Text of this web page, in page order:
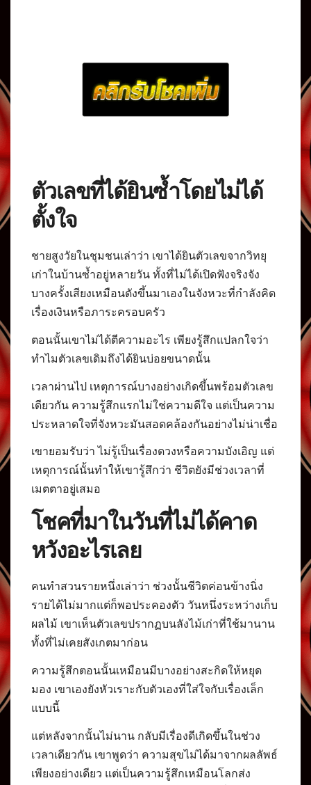
ตัวเลขที่ได้ยินซ้ำโดยไม่ได้
ตั้งใจ
ชายสูงวัยในชุมชนเล่าว่า เขาได้ยินตัวเลขจากวิทยุ
เก่าในบ้านซ้ำอยู่หลายวัน ทั้งที่ไม่ได้เปิดฟังจริงจัง
บางครั้งเสียงเหมือนดังขึ้นมาเองในจังหวะที่กำลังคิด
เรื่องเงินหรือภาระครอบครัว
ตอนนั้นเขาไม่ได้ตีความอะไร เพียงรู้สึกแปลกใจว่า
ทำไมตัวเลขเดิมถึงได้ยินบ่อยขนาดนั้น
เวลาผ่านไป เหตุการณ์บางอย่างเกิดขึ้นพร้อมตัวเลข
เดียวกัน ความรู้สึกแรกไม่ใช่ความดีใจ แต่เป็นความ
ประหลาดใจที่จังหวะมันสอดคล้องกันอย่างไม่น่าเชื่อ
เขายอมรับว่า ไม่รู้เป็นเรื่องดวงหรือความบังเอิญ แต่
เหตุการณ์นั้นทำให้เขารู้สึกว่า ชีวิตยังมีช่วงเวลาที่
เมตตาอยู่เสมอ
โชคที่มาในวันที่ไม่ได้คาด
หวังอะไรเลย
คนทำสวนรายหนึ่งเล่าว่า ช่วงนั้นชีวิตค่อนข้างนิ่ง
รายได้ไม่มากแต่ก็พอประคองตัว วันหนึ่งระหว่างเก็บ
ผลไม้ เขาเห็นตัวเลขปรากฏบนลังไม้เก่าที่ใช้มานาน
ทั้งที่ไม่เคยสังเกตมาก่อน
ความรู้สึกตอนนั้นเหมือนมีบางอย่างสะกิดให้หยุด
มอง เขาเองยังหัวเราะกับตัวเองที่ใส่ใจกับเรื่องเล็ก
แบบนี้
แต่หลังจากนั้นไม่นาน กลับมีเรื่องดีเกิดขึ้นในช่วง
เวลาเดียวกัน เขาพูดว่า ความสุขไม่ได้มาจากผลลัพธ์
เพียงอย่างเดียว แต่เป็นความรู้สึกเหมือนโลกส่ง